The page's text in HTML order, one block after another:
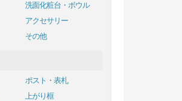
洗面化粧台・ボウル
アクセサリー
その他
ポスト・表札
上がり框